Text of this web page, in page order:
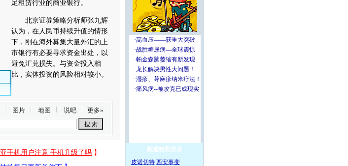
足租赁行业的商业银行。
北京证券策略分析师张九辉
认为，在人民币持续升值的情形
下，刚在海外募集大量外汇的上
市银行有必要寻求资金出处，以
避免汇兑损失。与资金投入相
比，实体投资的风险相对较小。
图片 地图 说吧 更多»
频道精彩推荐
·皮诺切特 西安事变